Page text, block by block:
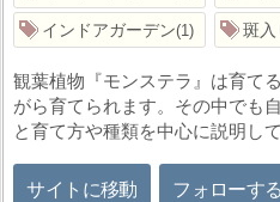
インドアガーデン 1 斑入
観葉植物『モンステラ』は育て
がら育てられます。その中でも
と育て方や種類を中心に説明して
サイトに移動 フォローする